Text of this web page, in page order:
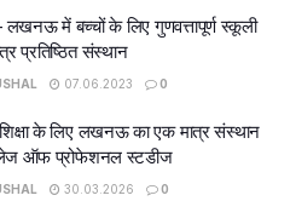
लखनऊ में बच्चों के लिए गुणवत्तापूर्ण स्कूली
प्रतिष्ठित संस्थान
07.06.2023 0
के लिए लखनऊ का एक मात्र संस्थान
ऑफ प्रोफेशनल स्टडीज
30.03.2026 0